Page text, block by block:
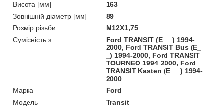
Висота [мм]
163
Зовнішній діаметр [мм]
89
Розмір різьби
М12Х1,75
Сумісність з
Ford TRANSIT (E_ _) 1994-
2000, Ford TRANSIT Bus (E_
_) 1994-2000, Ford TRANSIT
TOURNEO 1994-2000, Ford
TRANSIT Kasten (E_ _) 1994-
2000
Марка
Ford
Модель
Transit